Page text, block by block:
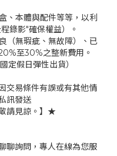
、本體與配件等等，以利
錄影"確保權益）。
（無瑕疵、無故障）、已
至30%之整新費用。
定假日彈性出貨）
交易條件有誤或有其他情
訊發送
請見諒。】★
聊詢問，專人在線為您服